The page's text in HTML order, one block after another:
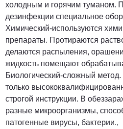
холодным и горячим туманом.
дезинфекции специальное
Химический-используются
препараты. Протираются
делаются распыления,
жидкость помещают
Биологический-сложный
только
строгой инструкции. В
разные микроорганизмы,
патогенные вирусы, бактерии.,